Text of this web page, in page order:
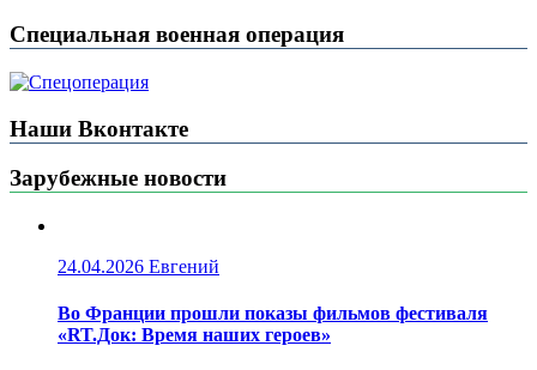
Специальная военная операция
Наши Вконтакте
Зарубежные новости
24.04.2026 Евгений
Во Франции прошли показы фильмов фестиваля
«RT.Док: Время наших героев»